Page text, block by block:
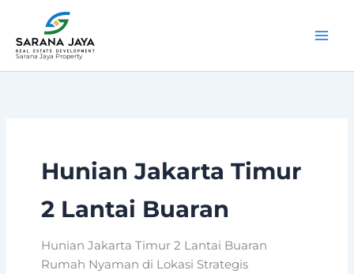
konten
Sarana Jaya Property
Hunian Jakarta Timur
2 Lantai Buaran
Hunian Jakarta Timur 2 Lantai Buaran
Rumah Nyaman di Lokasi Strategis